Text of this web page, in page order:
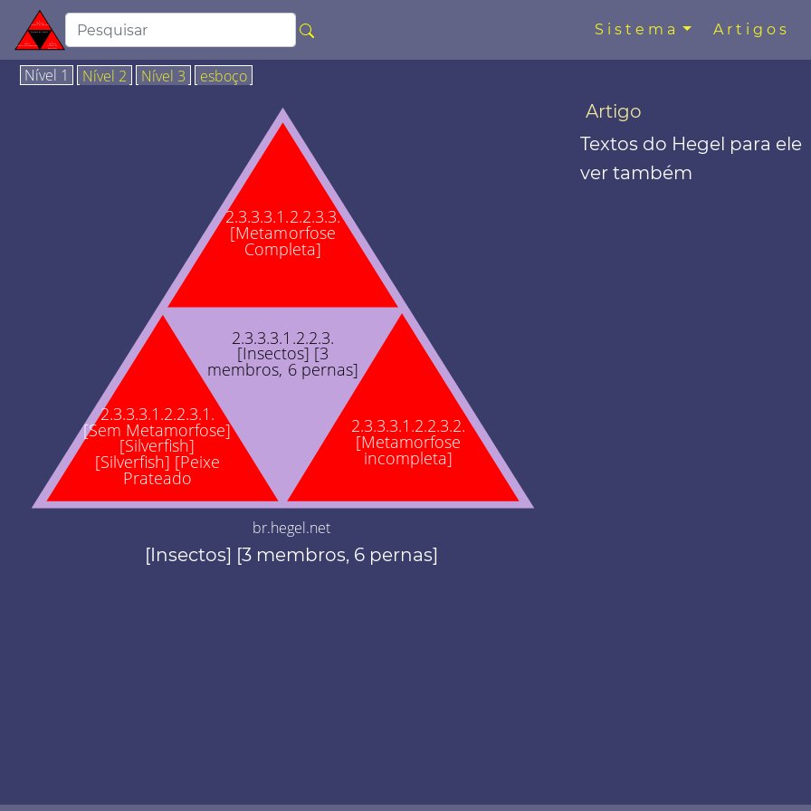
Sistema Artigos
Nível 1 Nível 2 Nível 3 esboço
2.3.3.3.1.2.2.3.
[Insectos] [3
membros, 6 pernas]
2.3.3.3.1.2.2.3.1.
[Sem Metamorfose]
[Silverfish]
[Silverfish] [Peixe
Prateado
2.3.3.3.1.2.2.3.2.
[Metamorfose
incompleta]
2.3.3.3.1.2.2.3.3.
[Metamorfose
Completa]
br.hegel.net
[Insectos] [3 membros, 6 pernas]
Artigo
Textos do Hegel para ele
ver também